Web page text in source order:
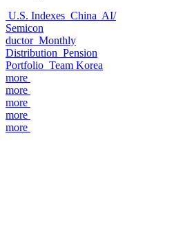
U.S. Indexes China AI/
Semicon
ductor Monthly
Distribution Pension
Portfolio Team Korea
more
more
more
more
more